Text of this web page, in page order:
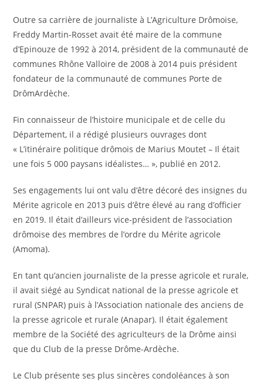
Outre sa carrière de journaliste à L’Agriculture Drômoise,
Freddy Martin-Rosset avait été maire de la commune
d’Epinouze de 1992 à 2014, président de la communauté de
communes Rhône Valloire de 2008 à 2014 puis président
fondateur de la communauté de communes Porte de
DrômArdèche.
Fin connaisseur de l’histoire municipale et de celle du
Département, il a rédigé plusieurs ouvrages dont
« L’itinéraire politique drômois de Marius Moutet – Il était
une fois 5 000 paysans idéalistes… », publié en 2012.
Ses engagements lui ont valu d’être décoré des insignes du
Mérite agricole en 2013 puis d’être élevé au rang d’officier
en 2019. Il était d’ailleurs vice-président de l’association
drômoise des membres de l’ordre du Mérite agricole
(Amoma).
En tant qu’ancien journaliste de la presse agricole et rurale,
il avait siégé au Syndicat national de la presse agricole et
rural (SNPAR) puis à l’Association nationale des anciens de
la presse agricole et rurale (Anapar). Il était également
membre de la Société des agriculteurs de la Drôme ainsi
que du Club de la presse Drôme-Ardèche.
Le Club présente ses plus sincères condoléances à son